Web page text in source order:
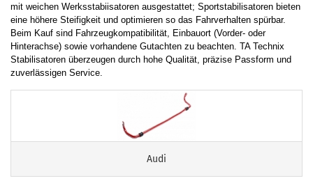
mit weichen Werksstabiisatoren ausgestattet; Sportstabilisatoren bieten
eine höhere Steifigkeit und optimieren so das Fahrverhalten spürbar.
Beim Kauf sind Fahrzeugkompatibilität, Einbauort (Vorder- oder
Hinterachse) sowie vorhandene Gutachten zu beachten. TA Technix
Stabilisatoren überzeugen durch hohe Qualität, präzise Passform und
zuverlässigen Service.
Audi